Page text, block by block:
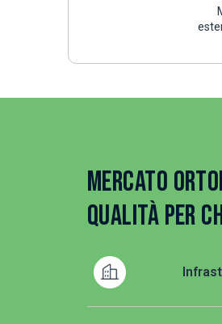
MERCATO
QUALITÀ PER